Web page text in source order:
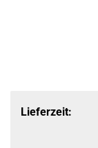
Lieferzeit: